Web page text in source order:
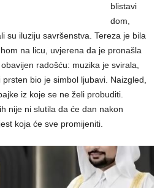
blistavi
dom,
su iluziju savršenstva. Tereza je bila
na licu, uvjerena da je pronašla
radošću: muzika je svirala,
bio je simbol ljubavi. Naizgled,
iz koje se ne želi probuditi.
nije ni slutila da će dan nakon
koja će sve promijeniti.